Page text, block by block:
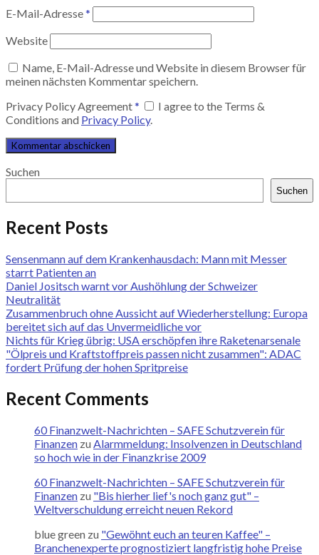
E-Mail-Adresse*
Website
Name, E-Mail-Adresse und Website in diesem Browser für
meinen nächsten Kommentar speichern.
Privacy Policy Agreement*
I agree to the Terms &
Conditions and Privacy Policy.
Suchen
Suchen
Recent Posts
Sensenmann auf dem Krankenhausdach: Mann mit Messer
starrt Patienten an
Daniel Jositsch warnt vor Aushöhlung der Schweizer
Neutralität
Zusammenbruch ohne Aussicht auf Wiederherstellung: Europa
bereitet sich auf das Unvermeidliche vor
Nichts für Krieg übrig: USA erschöpfen ihre Raketenarsenale
"Ölpreis und Kraftstoffpreis passen nicht zusammen": ADAC
fordert Prüfung der hohen Spritpreise
Recent Comments
60 Finanzwelt-Nachrichten – SAFE Schutzverein für
Finanzen zu Alarmmeldung: Insolvenzen in Deutschland
so hoch wie in der Finanzkrise 2009
60 Finanzwelt-Nachrichten – SAFE Schutzverein für
Finanzen zu "Bis hierher lief's noch ganz gut" –
Weltverschuldung erreicht neuen Rekord
blue green zu "Gewöhnt euch an teuren Kaffee" –
Branchenexperte prognostiziert langfristig hohe Preise